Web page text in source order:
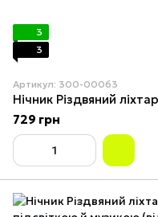
3
3
Артикул: 300-00063
729 грн